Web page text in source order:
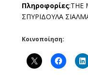
Πληροφορίες:THE
ΣΠΥΡΙΔΟΥΛΑ
Κοινοποίηση: